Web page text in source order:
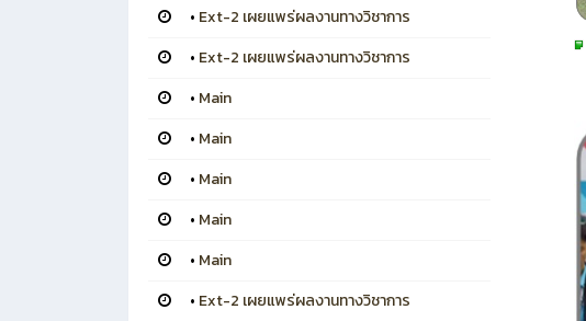
• Ext-2 เผยแพร่ผลงานทางวิชาการ
• Ext-2 เผยแพร่ผลงานทางวิชาการ
• Main
• Main
• Main
• Main
• Main
• Ext-2 เผยแพร่ผลงานทางวิชาการ